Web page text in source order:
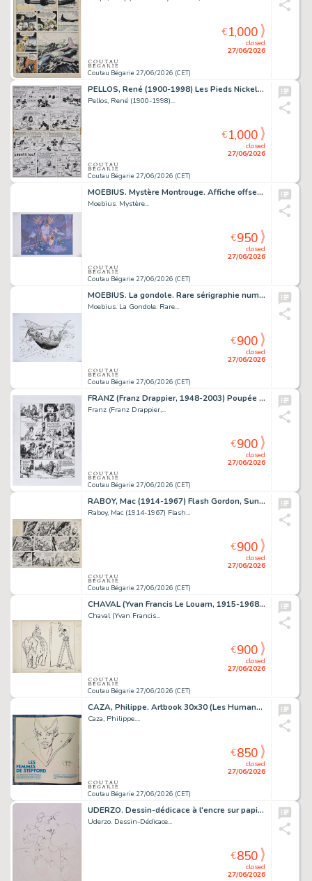
Coutau Bégarie 27/06/2026 (CET)
closed
27/06/2026
€1,000
PELLOS, René (1900-1998) Les Pieds Nickelés n°63,...
Pellos, René (1900-1998)...
Coutau Bégarie 27/06/2026 (CET)
closed
27/06/2026
€1,000
MOEBIUS. Mystère Montrouge. Affiche offset signée,...
Moebius. Mystère...
Coutau Bégarie 27/06/2026 (CET)
closed
27/06/2026
€950
MOEBIUS. La gondole. Rare sérigraphie numérotée /20...
Moebius. La Gondole. Rare...
Coutau Bégarie 27/06/2026 (CET)
closed
27/06/2026
€900
FRANZ (Franz Drappier, 1948-2003) Poupée d'ivoire,...
Franz (Franz Drappier,...
Coutau Bégarie 27/06/2026 (CET)
closed
27/06/2026
€900
RABOY, Mac (1914-1967) Flash Gordon, Sunday page du...
Raboy, Mac (1914-1967) Flash...
Coutau Bégarie 27/06/2026 (CET)
closed
27/06/2026
€900
CHAVAL (Yvan Francis Le Louarn, 1915-1968) Le portrait...
Chaval (Yvan Francis...
Coutau Bégarie 27/06/2026 (CET)
closed
27/06/2026
€900
CAZA, Philippe. Artbook 30x30 (Les Humanoïdes Associés,...
Caza, Philippe....
Coutau Bégarie 27/06/2026 (CET)
closed
27/06/2026
€850
UDERZO. Dessin-dédicace à l'encre sur papier libre,...
Uderzo. Dessin-Dédicace...
closed
27/06/2026
€850